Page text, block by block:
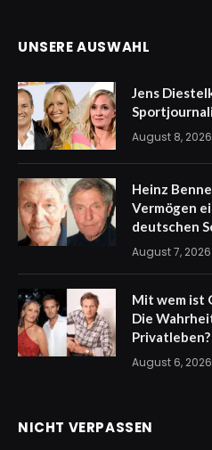
UNSERE AUSWAHL
Jens
August 8, 2026
Heinz
Vermögen
deutschen
August 7, 2026
Mit wem ist
Die
Privatleben?
August 6, 2026
NICHT VERPASSEN